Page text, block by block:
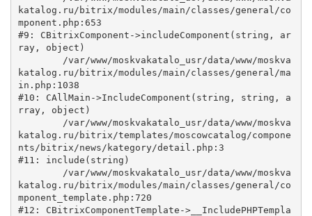
katalog.ru/bitrix/modules/main/classes/general/co
mponent.php:653
#9: CBitrixComponent->includeComponent(string, ar
ray, object)
katalog.ru/bitrix/modules/main/classes/general/ma
in.php:1038
#10: CAllMain->IncludeComponent(string, string, a
rray, object)
katalog.ru/bitrix/templates/moscowcatalog/compone
nts/bitrix/news/kategory/detail.php:3
#11: include(string)
katalog.ru/bitrix/modules/main/classes/general/co
mponent_template.php:720
#12: CBitrixComponentTemplate->__IncludePHPTempla